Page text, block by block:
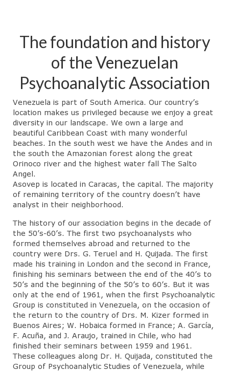
The foundation and history
of the Venezuelan
Psychoanalytic Association
Venezuela is part of South America. Our country’s
location makes us privileged because we enjoy a great
diversity in our landscape. We own a large and
beautiful Caribbean Coast with many wonderful
beaches. In the south west we have the Andes and in
the south the Amazonian forest along the great
Orinoco river and the highest water fall The Salto
Angel.
Asovep is located in Caracas, the capital. The majority
of remaining territory of the country doesn’t have
analyst in their neighborhood.
The history of our association begins in the decade of
the 50’s-60’s. The first two psychoanalysts who
formed themselves abroad and returned to the
country were Drs. G. Teruel and H. Quijada. The first
made his training in London and the second in France,
finishing his seminars between the end of the 40’s to
50’s and the beginning of the 50’s to 60’s. But it was
only at the end of 1961, when the first Psychoanalytic
Group is constituted in Venezuela, on the occasion of
the return to the country of Drs. M. Kizer formed in
Buenos Aires; W. Hobaica formed in France; A. García,
F. Acuña, and J. Araujo, trained in Chile, who had
finished their seminars between 1959 and 1961.
These colleagues along Dr. H. Quijada, constituted the
Group of Psychoanalytic Studies of Venezuela, while